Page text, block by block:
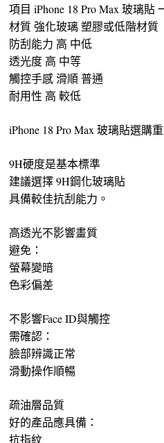
項目 iPhone 18 Pro Max 玻璃貼
材質 強化玻璃 塑膠或低階材質
防刮能力 高 中低
透光度 高 中等
觸控手感 滑順 普通
耐用性 高 較低
iPhone 18 Pro Max 玻璃貼選購
9H硬度是基本標準
建議選擇 9H鋼化玻璃貼
具備較佳抗刮能力。
高透光不影響畫質
避免：
螢幕變暗
色彩偏差
不影響Face ID與觸控
需確認：
臉部辨識正常
滑動操作順暢
疏油層品質
好的產品應具備：
抗指紋